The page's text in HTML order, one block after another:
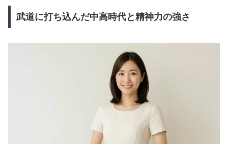
武道に打ち込んだ中高時代と精神力の強さ